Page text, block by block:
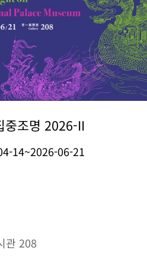
중조명 2026-II
14~2026-06-21
관 208